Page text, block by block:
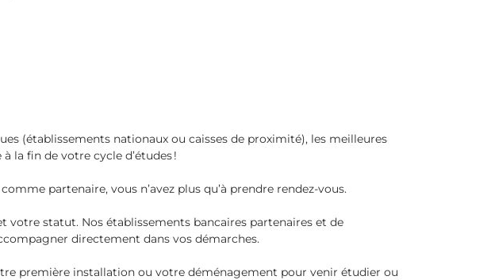
(établissements nationaux ou caisses de proximité), les meilleures
la fin de votre cycle d’études !
partenaire, vous n’avez plus qu’à prendre rendez-vous.
votre statut. Nos établissements bancaires partenaires et de
directement dans vos démarches.
première installation ou votre déménagement pour venir étudier ou